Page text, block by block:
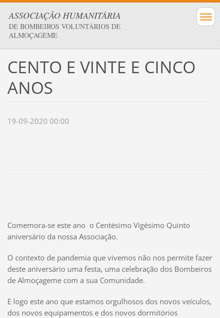
ASSOCIAÇÃO HUMANITÁRIA
DE BOMBEIROS VOLUNTÁRIOS DE
ALMOÇAGEME
CENTO E VINTE E CINCO
ANOS
19-09-2020 00:00
Comemora-se este ano o Centésimo Vigésimo Quinto
aniversário da nossa Associação.
O contexto de pandemia que vivemos não nos permite fazer
deste aniversário uma festa, uma celebração dos Bombeiros
de Almoçageme com a sua Comunidade.
E logo este ano que estamos orgulhosos dos novos veículos,
dos novos equipamentos e dos novos dormitórios